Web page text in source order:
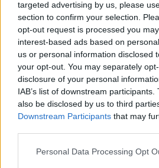
targeted advertising by us, please
section to confirm your selection.
opt-out request is processed you
interest-based ads based on
us or personal information disclosed
your opt-out. You may separately
disclosure of your personal
IAB’s list of downstream
also be disclosed by us to third
Downstream Participants that may
Personal Data Processing Opt
είσοδο στην πολωνική αγορά
ενέργειας
IAB Hellas: Νέα Διοικούσα Επιτροπή και
Πρόεδρος ο Γαληνός Γιαγλής
Η Toyota φέρνει νέα γενιά
Σε